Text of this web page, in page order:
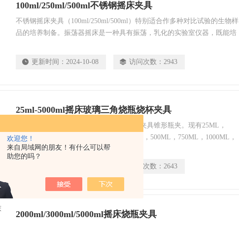
欢迎您！
来自局域网的朋友！有什么可以帮
助您的吗？
100ml/250ml/500ml不锈钢摇床夹具
不锈钢摇床夹具（100ml/250ml/500ml）特别适合作多种对比试验的生物样
品的培养制备。振荡器摇床是一种具有振荡，乳化的实验室仪器，既能培
物、生物制品、遗传、病毒、医学、环保等科研、教育和生产部门*的实
更新时间： 2024-10-08 访问次数： 2943
25ml-5000ml摇床玻璃三角烧瓶烧杯夹具
上海坤诚科学仪器专业生产摇床夹具烧瓶夹具锥形瓶夹。现有25ML，
50ML，100ML，150ML，250ML，300ML，500ML，750ML，1000ML，
2000ML，3000ML，5000ML等一系列产品规格的夹具，也可接受订制不
同规格的不锈钢夹具。25ml-5000ml摇床玻璃三角烧瓶烧杯夹具*，产品三
访问次数： 2643
2000ml/3000ml/5000ml摇床烧瓶夹具